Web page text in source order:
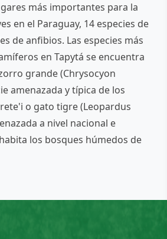
más importantes para la
en el Paraguay, 14 especies de
de anfibios. Las especies más
en Tapytá se encuentra
grande (Chrysocyon
amenazada y típica de los
o gato tigre (Leopardus
a nivel nacional e
los bosques húmedos de